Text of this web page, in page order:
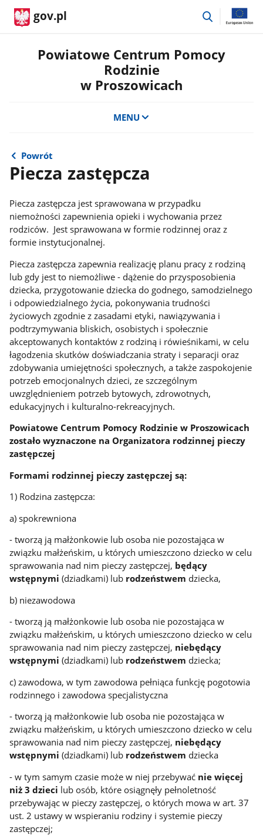
gov.pl
przejdź
Powiatowe Centrum Pomocy
Rodzinie
w Proszowicach
MENU
Powrót
Piecza zastępcza
Piecza zastępcza jest sprawowana w przypadku
niemożności zapewnienia opieki i wychowania przez
rodziców. Jest sprawowana w formie rodzinnej oraz z
formie instytucjonalnej.
Piecza zastępcza zapewnia realizację planu pracy z rodziną
lub gdy jest to niemożliwe - dążenie do przysposobienia
dziecka, przygotowanie dziecka do godnego, samodzielnego
i odpowiedzialnego życia, pokonywania trudności
życiowych zgodnie z zasadami etyki, nawiązywania i
podtrzymywania bliskich, osobistych i społecznie
akceptowanych kontaktów z rodziną i rówieśnikami, w celu
łagodzenia skutków doświadczania straty i separacji oraz
zdobywania umiejętności społecznych, a także zaspokojenie
potrzeb emocjonalnych dzieci, ze szczególnym
uwzględnieniem potrzeb bytowych, zdrowotnych,
edukacyjnych i kulturalno-rekreacyjnych.
Powiatowe Centrum Pomocy Rodzinie w Proszowicach
zostało wyznaczone na Organizatora rodzinnej pieczy
zastępczej
Formami rodzinnej pieczy zastępczej są:
1) Rodzina zastępcza:
a) spokrewniona
- tworzą ją małżonkowie lub osoba nie pozostająca w
związku małżeńskim, u których umieszczono dziecko w celu
sprawowania nad nim pieczy zastępczej, będący
wstępnymi (dziadkami) lub rodzeństwem dziecka,
b) niezawodowa
- tworzą ją małżonkowie lub osoba nie pozostająca w
związku małżeńskim, u których umieszczono dziecko w celu
sprawowania nad nim pieczy zastępczej, niebędący
wstępnymi (dziadkami) lub rodzeństwem dziecka;
c) zawodowa, w tym zawodowa pełniąca funkcję pogotowia
rodzinnego i zawodowa specjalistyczna
- tworzą ją małżonkowie lub osoba nie pozostająca w
związku małżeńskim, u których umieszczono dziecko w celu
sprawowania nad nim pieczy zastępczej, niebędący
wstępnymi (dziadkami) lub rodzeństwem dziecka
- w tym samym czasie może w niej przebywać nie więcej
niż 3 dzieci lub osób, które osiągnęły pełnoletność
przebywając w pieczy zastępczej, o których mowa w art. 37
ust. 2 ustawy w wspieraniu rodziny i systemie pieczy
zastępczej;